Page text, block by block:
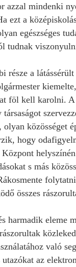
azzal mindenki
ezt a
egészséges
tudnak
része a
föl kell karolni.
olyan közösséget
hogy
s más
összes
harmadik eleme
való
utazókat az